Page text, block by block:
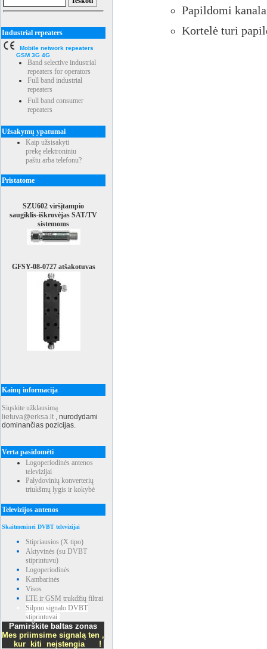
Industrial repeaters
Mobile network repeaters
GSM 3G 4G
Band selective industrial
repeaters for operators
Full band industrial
repeaters
Full band consumer
repeaters
Užsakymų ypatumai
Kaip užsisakyti
prekę elektroniniu
paštu arba telefonu?
Pristatome
SZU602 viršįtampio
saugiklis-iškrovėjas SAT/TV
sistemoms
GFSY-08-0727 atšakotuvas
Kainų informacija
Siųskite užklausimą
lietuva@erksa.lt , nurodydami
dominančias pozicijas.
Verta pasidomėti
Logoperiodinės antenos
televizijai
Palydovinių konverterių
triukšmų lygis ir kokybė
Televizijos antenos
Skaitmeninei DVBT televizijai
Stipriausios (X tipo)
Aktyvinės (su DVBT
stiprintuvu)
Logoperiodinės
Kambarinės
Visos
LTE ir GSM trukdžių filtrai
Silpno signalo DVBT
stiprintuvai
Pamirškite baltas zonas
Mes priimsime signalą ten ,
kur kiti neįstengia !
Papildomi
Kortelė turi